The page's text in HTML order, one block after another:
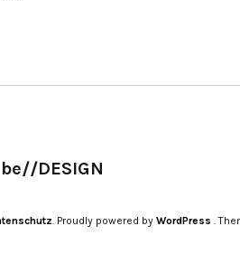
be//DESIGN
Proudly powered by WordPress